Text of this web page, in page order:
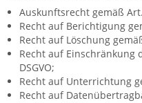
Auskunftsrecht gemäß Art.
Recht auf Berichtigung
Recht auf Löschung
Recht auf Einschränkung
DSGVO;
Recht auf Unterrichtung
Recht auf